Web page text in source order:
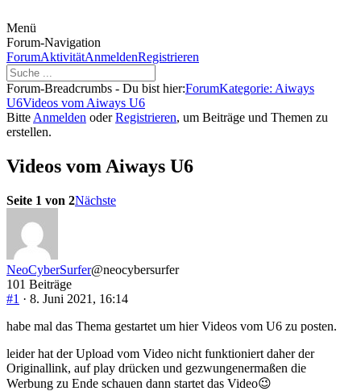
Menü
Forum-Navigation
ForumAktivitätAnmeldenRegistrieren
Forum-Breadcrumbs - Du bist hier:ForumKategorie: Aiways
U6Videos vom Aiways U6
Bitte Anmelden oderRegistrieren, um Beiträge und Themen zu
erstellen.
Videos vom Aiways U6
Seite 1 von 2Nächste
NeoCyberSurfer@neocybersurfer
101 Beiträge
#1 · 8. Juni 2021, 16:14
habe mal das Thema gestartet um hier Videos vom U6 zu posten.
leider hat der Upload vom Video nicht funktioniert daher der
Originallink, auf play drücken und gezwungenermaßen die
Werbung zu Ende schauen dann startet das Video😉